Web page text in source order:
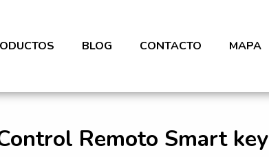
BLOG CONTACTO MAPA
Remoto Smart key